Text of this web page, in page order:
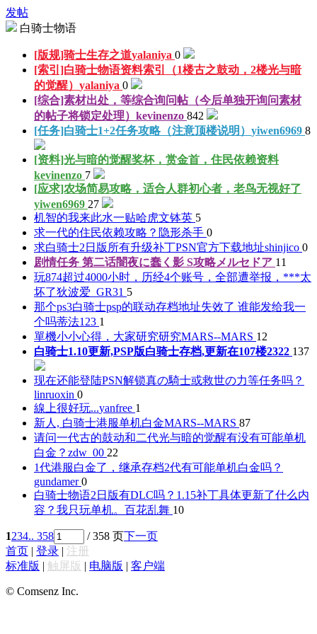
发帖
白骑士物语
[版规]骑士生存之道yalaniya 0
[索引]白骑士物语资料索引（1楼古之鼓动，2楼光与暗
的觉醒） yalaniya 0
[综合]素材出处，等综合询问帖（今后单独开询问素材
的帖子将锁定处理） kevinenzo 842
[任务]白骑士1+2任务攻略（注意顶楼说明） yiwen6969 8
[资料]光与暗的觉醒奖杯，赏金首，住民依赖资料
kevinenzo 7
[应求]农场简易攻略，适合人群初心者，老鸟无视好了
yiwen6969 27
机智的我来此水一贴哈虎文钵英 5
求一代的住民依赖攻略？ 隐形杀手 0
求白骑士2日版所有升级补丁PSN官方下载地址shinjico 0
剧情任务 第二话闇夜に蠢く影 S攻略メルセドア 11
玩874超过4000小时，历经4个账号，全部遭举报，***太
坏了狄波爱_GR31 5
那个ps3白骑士psp的联动存档地址失效了 谁能发给我一
个吗蒂法123 1
單機小小心得，大家研究研究MARS--MARS 12
白骑士1.10更新,PSP版白骑士存档,更新在107楼2322 137
现在还能登陆PSN解锁真の騎士或救世の力等任务吗？
linruoxin 0
線上很好玩...yanfree 1
新人, 白骑士港服单机白金MARS--MARS 87
请问一代古的鼓动和二代光与暗的觉醒有没有可能单机
白金？ zdw_00 22
1代港服白金了，继承存档2代有可能单机白金吗？
gundamer 0
白骑士物语2日版有DLC吗？1.15补丁具体更新了什么内
容？我只玩单机。 百花乱舞 10
1234.. 358 / 358 页下一页
首页 | 登录 | 注册
标准版 | 触屏版 | 电脑版 | 客户端
© Comsenz Inc.